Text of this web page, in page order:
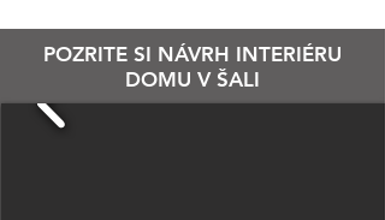
POZRITE SI NÁVRH INTERIÉRU
DOMU V ŠALI